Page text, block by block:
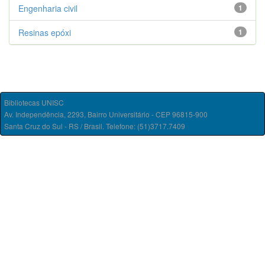
1
Engenharia civil
1
Resinas epóxi
Bibliotecas UNISC
Av. Independência, 2293, Bairro Universitário - CEP 96815-900
Santa Cruz do Sul - RS / Brasil. Telefone: (51)3717.7409